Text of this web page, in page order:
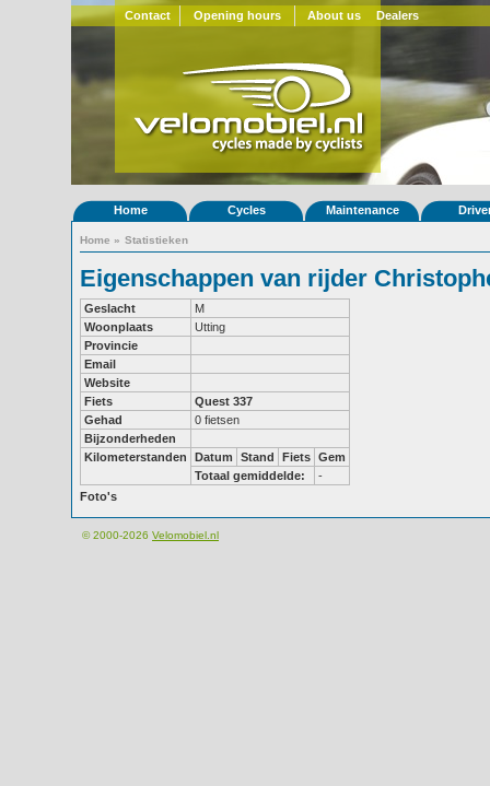
Contact Opening hours About us Dealers
Home Cycles Maintenance
Home » Statistieken
Eigenschappen van rijder
Geslacht
M
Woonplaats
Utting
Provincie
Email
Website
Fiets
Quest 337
Gehad
0 fietsen
Bijzonderheden
Kilometerstanden
Datum Stand Fiets Gem
Totaal gemiddelde:
-
Foto's
© 2000-2026 Velomobiel.nl